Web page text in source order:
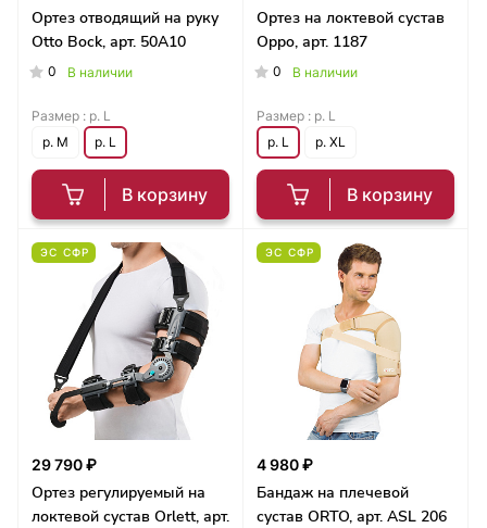
Ортез отводящий на руку
Otto Bock, арт. 50А10
0 В наличии
В корзину
Размер : р. L
р. M
р. L
Ортез на локтевой сустав
Oppo, арт. 1187
0 В наличии
В корзину
Размер : р. L
р. L
р. XL
ЭС СФР
29 790 ₽
Ортез регулируемый на
локтевой сустав Orlett, арт.
ЭС СФР
4 980 ₽
Бандаж на плечевой
сустав ORTO, арт. ASL 206